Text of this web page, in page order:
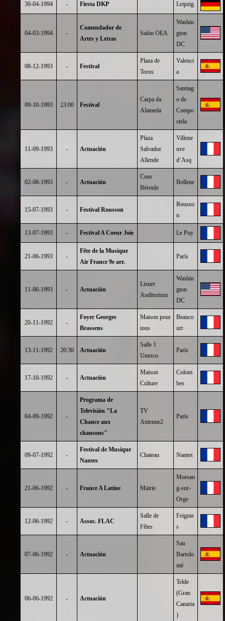
30-04-1994 - Fiesta DKP Leipzig
04-03-1994 -
Comendador de
Artes y Letras
Salón OEA
Washin
gton
DC
08-12-1993 - Festival
Plaza de
Toros
Valenci
a
09-10-1993 23:00 Festival
Carpa da
Alameda
Santiag
o de
Compo
stela
11-09-1993 - Actuación
Plaza
Salvador
Allende
Villene
uve
d’Asq
02-08-1993 - Actuación
Cour
Béroule
Bollene
15-07-1993 - Festival Rousson
Rousso
n
13-07-1993 - Festival A Coeur Joie Le Puy
21-06-1993 -
Fête de la Musique
Air France 9e arr.
París
11-06-1993 - Actuación
Lisner
Auditorium
Washin
gton
DC
20-11-1992 -
Foyer Georges
Brassens
Maison pour
tous
Beauco
urt
13-11-1992 20:30 Actuación
Salle 1
Unesco
París
17-10-1992 - Actuación
Maison
Culture
Colom
bes
04-09-1992 -
Programa de
Televisión "La
Chance aux
chansons"
TV
Antenne2
París
09-07-1992 -
Festival de Musique
Nantes
Chateau Nantes
21-06-1992 - France A Latine Mairie
Morsan
g-sur-
Orge
12-06-1992 - Assoc. FLAC
Salle de
Fêtes
Feignie
s
07-06-1992 - Actuación
San
Bartolo
mé
06-06-1992 - Actuación
Telde
(Gran
Canaria
)